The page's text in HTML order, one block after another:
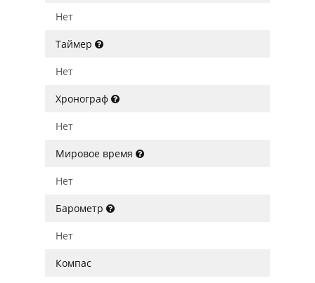
Нет
Таймер
Нет
Хронограф
Нет
Мировое время
Нет
Барометр
Нет
Компас